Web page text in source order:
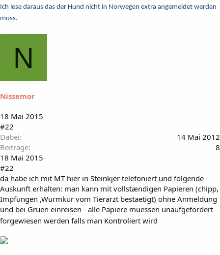
Ich lese daraus das der Hund nicht in Norwegen extra angemeldet werden
muss.
N
Nissemor
18 Mai 2015
#22
Dabei
14 Mai 2012
Beiträge
8
18 Mai 2015
#22
da habe ich mit MT hier in Steinkjer telefoniert und folgende
Auskunft erhalten: man kann mit vollstændigen Papieren (chipp,
Impfungen ,Wurmkur vom Tierarzt bestaetigt) ohne Anmeldung
und bei Gruen einreisen - alle Papiere muessen unaufgefordert
forgewiesen werden falls man Kontroliert wird